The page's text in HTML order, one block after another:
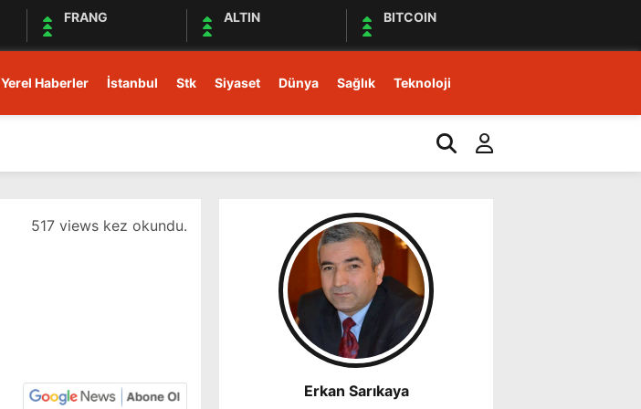
FRANG ALTIN BITCOIN
Yerel Haberler İstanbul Stk Siyaset Dünya Sağlık Teknoloji
15:21 Kars Gravyerinin
Erkan Sarıkaya
517 views kez okundu.